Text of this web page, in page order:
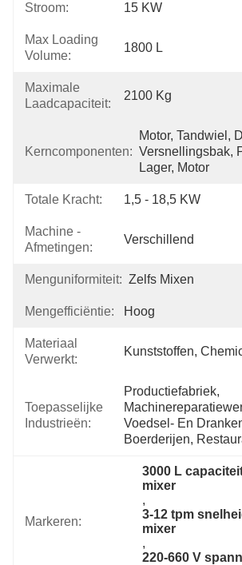
Stroom: 15 KW
Max Loading
Volume:
1800 L
Maximale
Laadcapaciteit:
2100 Kg
Kerncomponenten:
Motor, Tandwiel,
Versnellingsbak,
Lager, Motor
Totale Kracht: 1,5 - 18,5 KW
Machine -
Afmetingen:
Verschillend
Menguniformiteit: Zelfs Mixen
Mengefficiëntie: Hoog
Materiaal
Verwerkt:
Kunststoffen,
Toepasselijke
Industrieën:
Productiefabriek,
Voedsel- En
Boerderijen,
Markeren:
3000 L
mixer
,
3-12 tpm
mixer
,
220-660 V